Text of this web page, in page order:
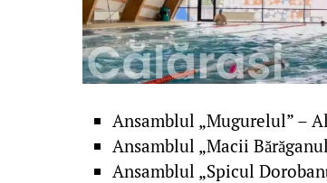
Ansamblul „Mugurelul” –
Ansamblul „Macii
Ansamblul „Spicul